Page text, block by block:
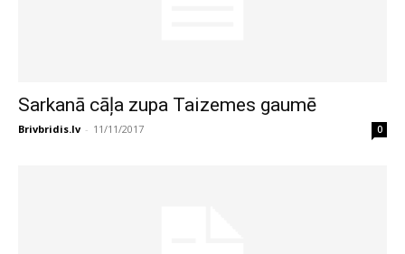
Sarkanā cāļa zupa Taizemes gaumē
Brivbridis.lv - 11/11/2017 0